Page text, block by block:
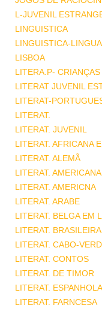
L-JUVENIL
LINGUISTICA
LINGUISTICA-
LISBOA
LITERA.P- CRIANÇAS
LITERAT JUVENIL
LITERAT-
LITERAT.
LITERAT. JUVENIL
LITERAT. AFRICANA
LITERAT. ALEMÃ
LITERAT. AMERICANA
LITERAT. AMERICNA
LITERAT. ARABE
LITERAT. BELGA EM
LITERAT. BRASILEIRA
LITERAT. CABO-
LITERAT. CONTOS
LITERAT. DE TIMOR
LITERAT. ESPANHOLA
LITERAT. FARNCESA